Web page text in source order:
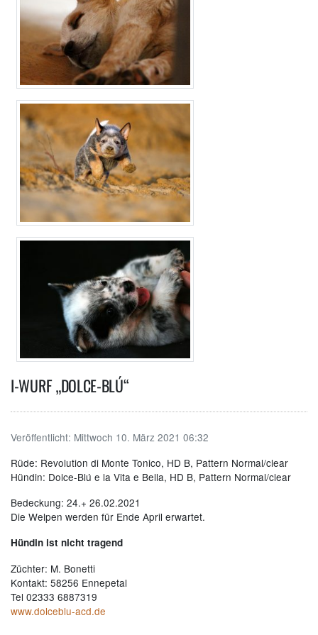
I-WURF „DOLCE-BLÚ“
Veröffentlicht: Mittwoch 10. März 2021 06:32
Rüde: Revolution di Monte Tonico, HD B, Pattern Normal/clear
Hündin: Dolce-Blú e la Vita e Bella, HD B, Pattern Normal/clear
Bedeckung: 24.+ 26.02.2021
Die Welpen werden für Ende April erwartet.
Hündin ist nicht tragend
Züchter: M. Bonetti
Kontakt: 58256 Ennepetal
Tel 02333 6887319
www.dolceblu-acd.de